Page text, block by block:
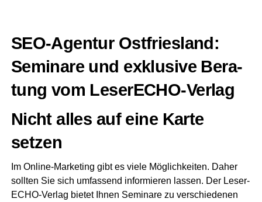
SEO-Agen­tur Ost­fries­land:
Semi­na­re und exklu­si­ve Bera­
tung vom LeserECHO-Verlag
Nicht alles auf eine Kar­te
setzen
Im Online-Mar­ke­ting gibt es vie­le Mög­lich­kei­ten. Daher
soll­ten Sie sich umfas­send infor­mie­ren las­sen. Der Lese­r­
ECHO-Ver­lag bie­tet Ihnen Semi­na­re zu ver­schie­de­nen